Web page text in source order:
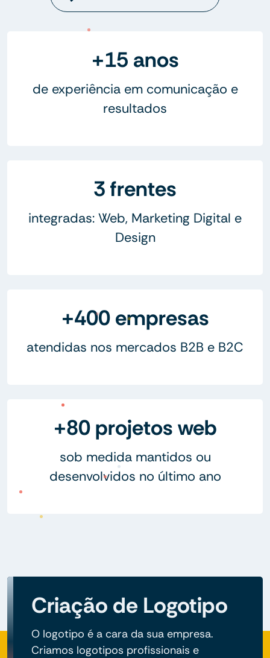
+15 anos
de experiência em comunicação e
resultados
3 frentes
integradas: Web, Marketing Digital e
Design
+400 empresas
atendidas nos mercados B2B e B2C
+80 projetos web
sob medida mantidos ou
desenvolvidos no último ano
Criação de Logotipo
O logotipo é a cara da sua empresa.
Criamos logotipos profissionais e